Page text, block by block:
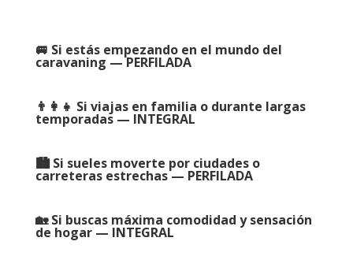
🚐 Si estás empezando en el mundo del
caravaning — PERFILADA
👨‍👩‍👧 Si viajas en familia o durante largas
temporadas — INTEGRAL
🏙️ Si sueles moverte por ciudades o
carreteras estrechas — PERFILADA
🏡 Si buscas máxima comodidad y sensación
de hogar — INTEGRAL